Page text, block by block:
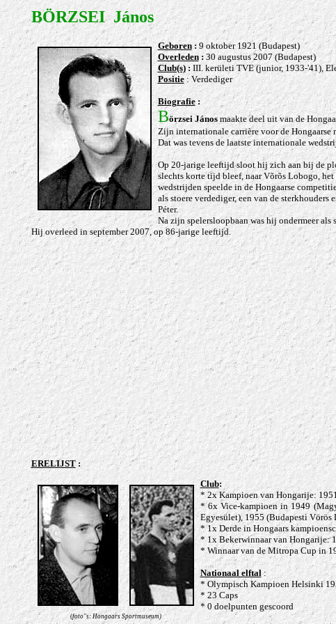
BÖRZSEI János
Geboren: 9 oktober 1921 (Budapest)
Overleden: 30 augustus 2007 (Budapest)
Club(s): III. kerületi TVE (junior, 1933-'41),
Positie : Verdediger
Biografie:
Börzsei Jánosmaakte deel uit van de
Zijn internationale carrière voor de
Dat was tevens de laatste internationale weds
Op 20-jarige leeftijd sloot hij zich aan bij de
slechts korte tijd bleef, naar Võrõs Lobogo,
wedstrijden speelde in de Hongaarse
als stoere verdediger, een van de
Péter.
Na zijn spelersloopbaan was hij ondermeer
Hij overleed in september 2007, op 86-jarige leeftijd.
ERELIJST:
(foto"s: Hongaars Sportmuseum)
Club:
* 2x Kampioen van Hongarije:
* 6x Vice-kampioen in 1949
Egyesület), 1955 (Budapesti
* 1x Derde in Hongaars
* 1x Bekerwinnaar van Hongarije:
* Winnaar van de Mitropa Cup in
Nationaal elftal :
* Olympisch Kampioen Helsinki
* 23 Caps
* 0 doelpunten gescoord